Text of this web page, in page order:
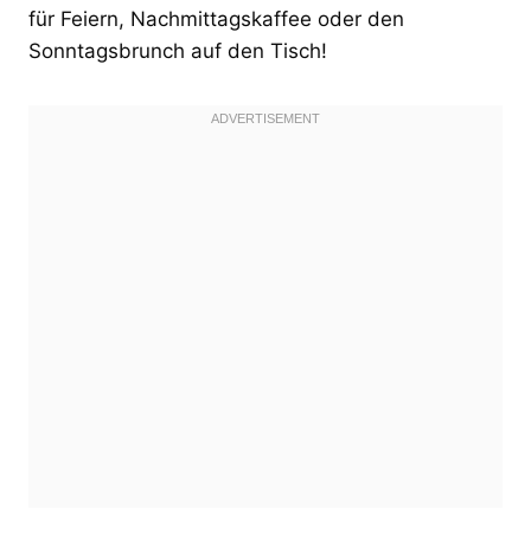
für Feiern, Nachmittagskaffee oder den
Sonntagsbrunch auf den Tisch!